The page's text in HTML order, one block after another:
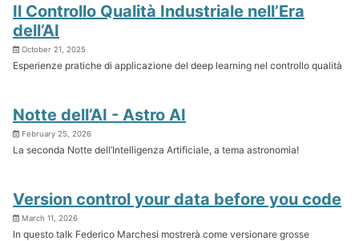
Il Controllo Qualità Industriale nell’Era
dell’AI
October 21, 2025
Esperienze pratiche di applicazione del deep learning nel controllo qualità
Notte dell’AI - Astro AI
February 25, 2026
La seconda Notte dell’Intelligenza Artificiale, a tema astronomia!
Version control your data before you code
March 11, 2026
In questo talk Federico Marchesi mostrerà come versionare grosse